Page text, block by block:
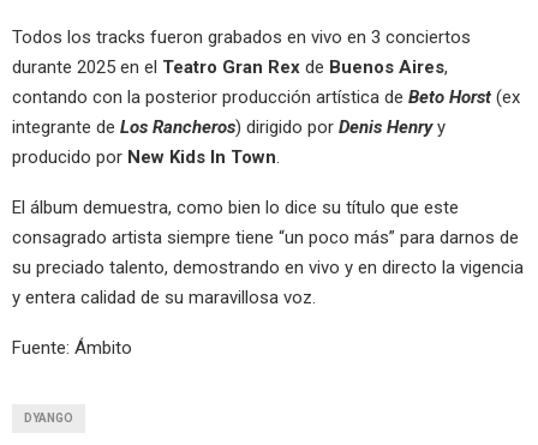
Todos los tracks fueron grabados en vivo en 3 conciertos
durante 2025 en el Teatro Gran Rex de Buenos Aires,
contando con la posterior producción artística de Beto Horst (ex
integrante de Los Rancheros) dirigido por Denis Henryy
producido por New Kids In Town.
El álbum demuestra, como bien lo dice su título que este
consagrado artista siempre tiene “un poco más” para darnos de
su preciado talento, demostrando en vivo y en directo la vigencia
y entera calidad de su maravillosa voz.
Fuente: Ámbito
DYANGO